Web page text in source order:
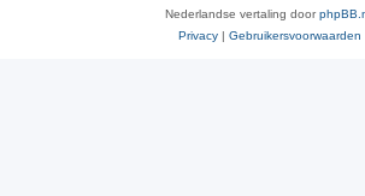
Nederlandse vertaling door
Privacy | Gebruikersvoorwaarden